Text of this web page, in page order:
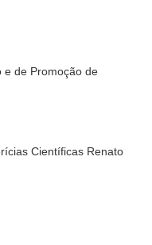
e de Promoção de
Científicas Renato